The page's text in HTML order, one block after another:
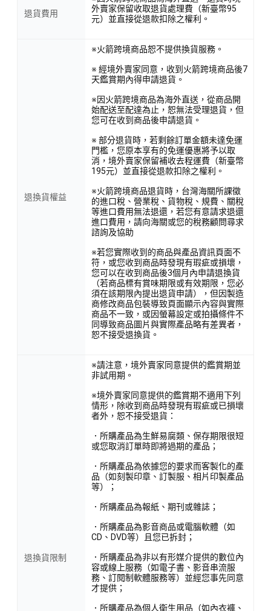
退貨費用
外賣家保留收取退貨處理費（新臺幣95
元）並直接從退款扣除之權利。
退換貨權益
※火箭跨境商品恕不提供換貨服務。
※ 經境外賣家同意，收到火箭跨境商品後7
天鑑賞期內得申請退貨。
※因火箭跨境商品為海外直送，從商品開
始配送至配達為止，恕無法受理退貨，但
您可在收到商品後申請退貨。
※ 部分退貨時，若剩餘訂單金額未達免運
門檻，您原本享有的免運優惠將予以取
消，境外賣家保留補收去程運費（新臺幣
195元）並直接從退款扣除之權利。
※火箭跨境商品退貨時，台灣海關所課徵
的進口稅、營業稅、貨物稅、規費、關稅
等進口費用無法退還，若您有意請求退還
進口費用，請向海關或您的稅務顧問尋求
諮詢及協助
※若您實際收到的商品與產品資訊頁面不
符，或您收到商品時發現有瑕疵或損壞，
您可以在收到商品後3個月內申請退換貨
（若商品標有賞味期限或有效期限，您必
須在該期限內提出退貨申請），但因製造
商修改商品包裝導致頁面顯示內容與實際
商品不一致，或因螢幕設定或拍攝條件不
同導致商品圖片與實際產品略有差異者，
恕不接受退換貨。
退換貨限制
※請注意，境外賣家同意提供的鑑賞期並
非試用期。
※境外賣家同意提供的鑑賞期不適用下列
情形，除收到商品時發現有瑕疵或已損壞
者外，恕不接受退貨：
．所購產品為生鮮易腐類、保存期限很短
或您取消訂單時即將過期的產品；
．所購產品為依據您的要求而客製化的產
品（如刻製印章、訂製服、相片印製產品
等）；
．所購產品為報紙、期刊或雜誌；
．所購產品為影音商品或電腦軟體（如
CD、DVD等）且您已拆封；
．所購產品為非以有形媒介提供的數位內
容或線上服務（如電子書、影音串流服
務、訂閱制軟體服務等）並經您事先同意
才提供；
．所購產品為個人衛生用品（如內衣褲、